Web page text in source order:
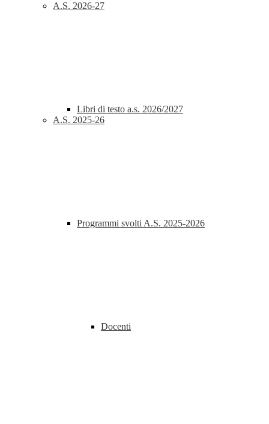
A.S. 2026-27
Libri di testo a.s. 2026/2027
A.S. 2025-26
Programmi svolti A.S. 2025-2026
Docenti